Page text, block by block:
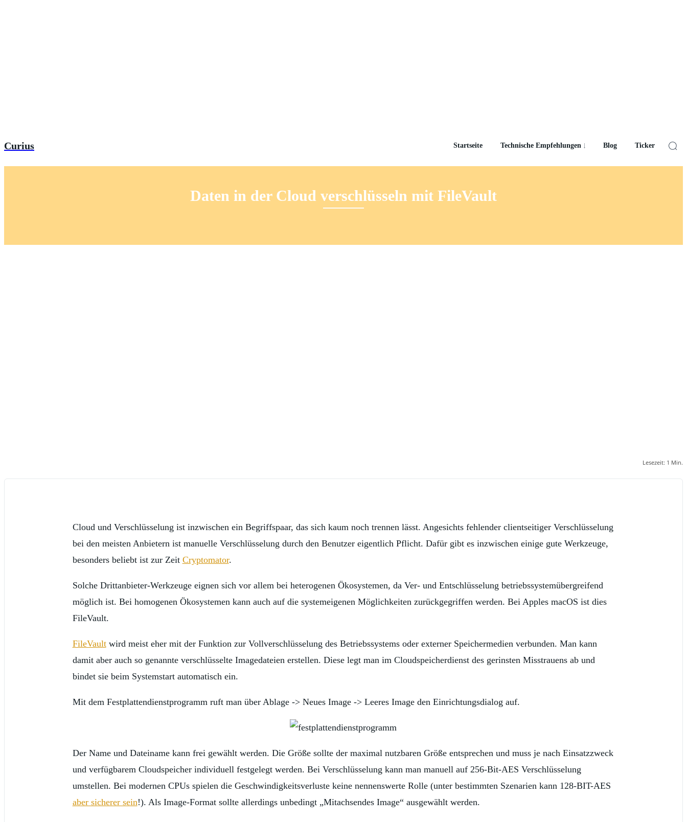
Curius Startseite Technische Empfehlungen Blog Ticker
Daten in der Cloud verschlüsseln mit FileVault
Lesezeit: 1 Min.
Cloud und Verschlüsselung ist inzwischen ein Begriffspaar, das sich kaum noch trennen lässt. Angesichts fehlender clientseitiger Verschlüsselung
bei den meisten Anbietern ist manuelle Verschlüsselung durch den Benutzer eigentlich Pflicht. Dafür gibt es inzwischen einige gute Werkzeuge,
besonders beliebt ist zur Zeit Cryptomator.
Solche Drittanbieter-Werkzeuge eignen sich vor allem bei heterogenen Ökosystemen, da Ver- und Entschlüsselung betriebssystemübergreifend
möglich ist. Bei homogenen Ökosystemen kann auch auf die systemeigenen Möglichkeiten zurückgegriffen werden. Bei Apples macOS ist dies
FileVault.
FileVaultwird meist eher mit der Funktion zur Vollverschlüsselung des Betriebssystems oder externer Speichermedien verbunden. Man kann
damit aber auch so genannte verschlüsselte Imagedateien erstellen. Diese legt man im Cloudspeicherdienst des gerinsten Misstrauens ab und
bindet sie beim Systemstart automatisch ein.
Mit dem Festplattendienstprogramm ruft man über Ablage -> Neues Image -> Leeres Image den Einrichtungsdialog auf.
Der Name und Dateiname kann frei gewählt werden. Die Größe sollte der maximal nutzbaren Größe entsprechen und muss je nach Einsatzzweck
und verfügbarem Cloudspeicher individuell festgelegt werden. Bei Verschlüsselung kann man manuell auf 256-Bit-AES Verschlüsselung
umstellen. Bei modernen CPUs spielen die Geschwindigkeitsverluste keine nennenswerte Rolle (unter bestimmten Szenarien kann 128-BIT-AES
aber sicherer sein!). Als Image-Format sollte allerdings unbedingt „Mitachsendes Image“ ausgewählt werden.